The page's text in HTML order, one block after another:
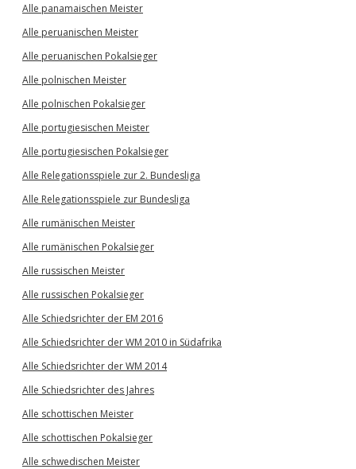
Alle panamaischen Meister
Alle peruanischen Meister
Alle peruanischen Pokalsieger
Alle polnischen Meister
Alle polnischen Pokalsieger
Alle portugiesischen Meister
Alle portugiesischen Pokalsieger
Alle Relegationsspiele zur 2. Bundesliga
Alle Relegationsspiele zur Bundesliga
Alle rumänischen Meister
Alle rumänischen Pokalsieger
Alle russischen Meister
Alle russischen Pokalsieger
Alle Schiedsrichter der EM 2016
Alle Schiedsrichter der WM 2010 in Südafrika
Alle Schiedsrichter der WM 2014
Alle Schiedsrichter des Jahres
Alle schottischen Meister
Alle schottischen Pokalsieger
Alle schwedischen Meister